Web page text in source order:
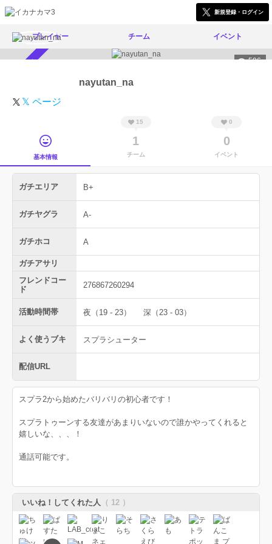
新規登録・ログイン
プレイヤー チーム イベント
596
nayutan_na
𝕏 ページ
基本情報
15
1
チーム
0
0
イベント
ガチエリア B+
ガチヤグラ A-
ガチホコ A
ガチアサリ
フレンドコー
ド
276867260294
活動時間帯 夜（19 - 23） 深（23 - 03）
よく使うブキ スプラシューター
配信URL
スプラ2から始めたバリバリの初心者です！
スプラトゥーンする友達があまりいないので誰かやってくれると
嬉しいな、、、！
通話可能です。
いいね！してくれた人 （ 12 ）